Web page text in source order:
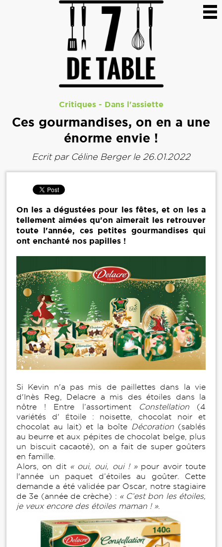
Critiques- Dans l'assiette
Ces gourmandises, on en a une
énorme envie !
Ecrit par Céline Bergerle 26.01.2022
On les a dégustées pour les fêtes, et on les a
tellement aimées qu'on aimerait les retrouver
toute l'année, ces petites gourmandises qui
ont enchanté nos papilles !
Si Kevin n'a pas mis de paillettes dans la vie
d'Inès Reg, Delacre a mis des étoiles dans la
nôtre ! Entre l’assortiment
Constellation(4
variétés d'
Étoile : noisette, chocolat noir et
chocolat au lait) et la boîte Décoration (sablés
au beurre et aux pépites de chocolat belge, plus
un biscuit cacaoté), on a fait de super goûters
en famille.
Alors, on dit « oui, oui, oui ! »pour avoir toute
l'année un paquet d’étoiles au goûter. Cette
demande a été validée par Oscar, notre stagiaire
de 3e (année de crèche) : « C’est bon les étoiles,
je veux encore des étoiles maman ! ».